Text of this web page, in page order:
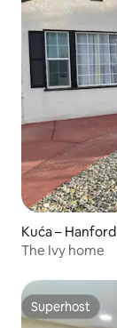
Kuća – Hanford
The Ivy home
Superhost
Superhost